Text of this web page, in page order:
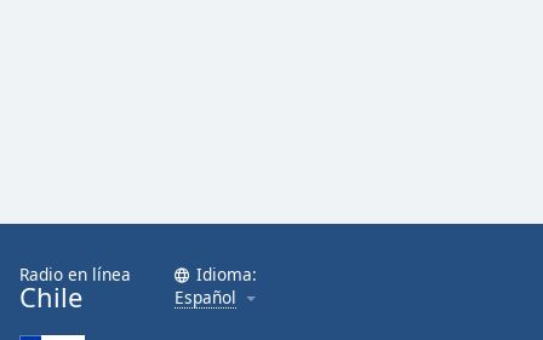
Radio en línea
Chile
Idioma:
Español